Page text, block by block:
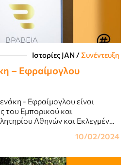
Ιστορίες JΑΝ /Συνέντευξη
– Εφραίμογλου
- Εφραίμογλου είναι
του Εμπορικού και
Αθηνών και Εκλεγμένη
10/02/2024